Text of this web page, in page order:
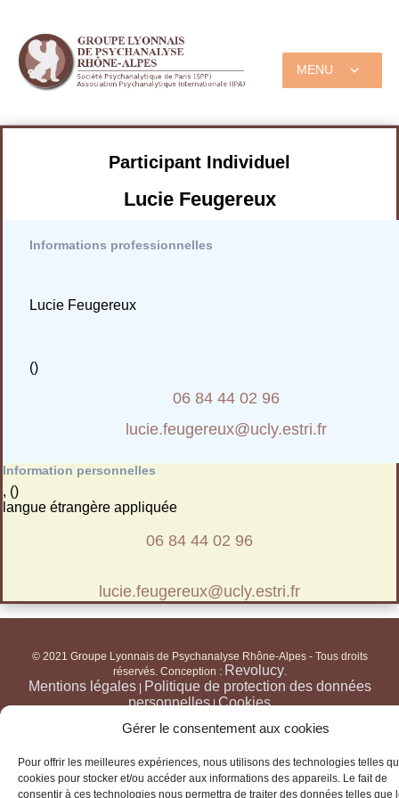
Gérer le consentement aux cookies
Pour offrir les meilleures expériences, nous utilisons des technologies telles
cookies pour stocker et/ou accéder aux informations des appareils. Le fait de
consentir à ces technologies nous permettra de traiter des données telles que
MENU
Participant Individuel
Lucie Feugereux
Informations professionnelles
Lucie Feugereux
()
06 84 44 02 96
lucie.feugereux@ucly.estri.fr
Information personnelles
, ()
langue étrangère appliquée
06 84 44 02 96
lucie.feugereux@ucly.estri.fr
© 2021 Groupe Lyonnais de Psychanalyse Rhône-Alpes - Tous droits
réservés. Conception : Revolucy.
Mentions légales| Politique de protection des données
personnelles|Cookies